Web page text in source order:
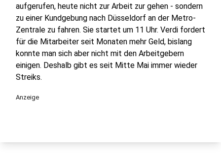
aufgerufen, heute nicht zur Arbeit zur gehen - sondern
zu einer Kundgebung nach Düsseldorf an der Metro-
Zentrale zu fahren. Sie startet um 11 Uhr. Verdi fordert
für die Mitarbeiter seit Monaten mehr Geld, bislang
konnte man sich aber nicht mit den Arbeitgebern
einigen. Deshalb gibt es seit Mitte Mai immer wieder
Streiks.
Anzeige